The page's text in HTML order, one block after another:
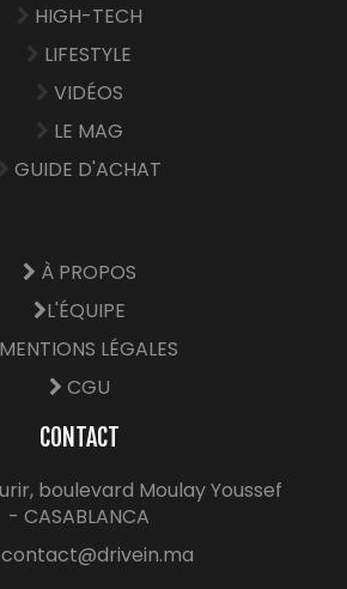
HIGH-TECH
LIFESTYLE
VIDÉOS
LE MAG
GUIDE D'ACHAT
À PROPOS
L'ÉQUIPE
MENTIONS LÉGALES
CGU
CONTACT
boulevard Moulay Youssef
- CASABLANCA
contact@drivein.ma